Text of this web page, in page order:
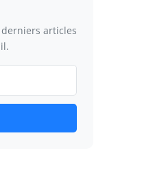
articles